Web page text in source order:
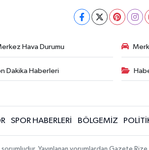
Hava Durumu
Dakika Haberleri
SPOR HABERLERİ BÖLGEMİZ